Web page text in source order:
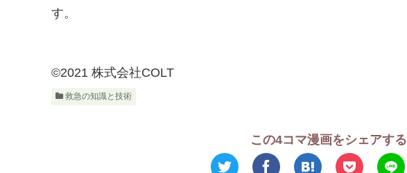
す。
©2021 株式会社COLT
救急の知識と技術
この4コマ漫画をシェアする